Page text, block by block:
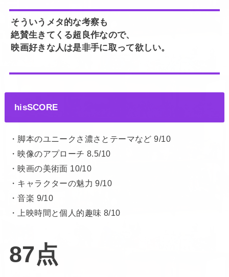
そういうメタ的な考察も
絶賛生きてくる超良作なので、
映画好きな人は是非手に取って欲しい。
hisSCORE
・脚本のユニークさ濃さとテーマなど 9/10
・映像のアプローチ 8.5/10
・映画の美術面 10/10
・キャラクターの魅力 9/10
・音楽 9/10
・上映時間と個人的趣味 8/10
87点